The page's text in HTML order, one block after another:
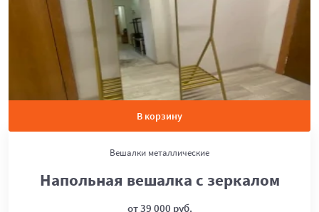
В корзину
Вешалки металлические
Напольная вешалка с зеркалом
от 39 000 руб.